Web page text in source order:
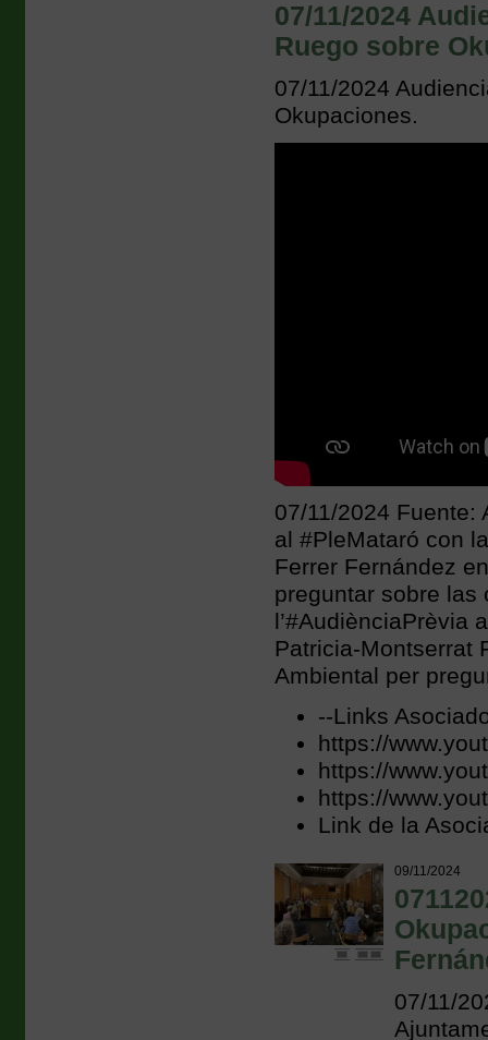
07/11/2024
Ruego sobre
07/11/2024
Okupaciones.
07/11/2024 Fuente:
al #PleMataró con
Ferrer Fernández
preguntar sobre las
l’#AudiènciaPrèvia
Patricia-Montserrat
Ambiental per
--Links
https://
https://
https://
Link de la
09/11/2024
07/11/